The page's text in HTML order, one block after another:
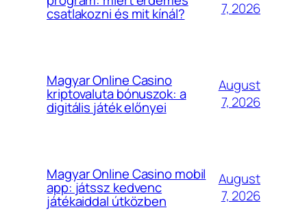
csatlakozni és mit kínál?
7, 2026
Magyar Online Casino
kriptovaluta bónuszok: a
digitális játék előnyei
August
7, 2026
Magyar Online Casino mobil
app: játssz kedvenc
játékaiddal útközben
August
7, 2026